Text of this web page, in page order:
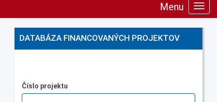
Menu
DATABÁZA FINANCOVANÝCH PROJEKTOV
Číslo projektu